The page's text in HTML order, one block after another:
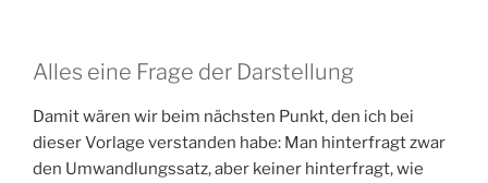
Alles eine Frage der Darstellung
Damit wären wir beim nächsten Punkt, den ich bei
dieser Vorlage verstanden habe: Man hinterfragt zwar
den Umwandlungssatz, aber keiner hinterfragt, wie